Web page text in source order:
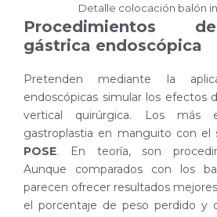
Detalle colocación balón
Procedimientos
gástrica endoscópica
Pretenden mediante la
endoscópicas simular los efectos
vertical quirúrgica. Los más
gastroplastia en manguito con el
POSE. En teoría, son
Aunque comparados con los
parecen ofrecer resultados
el porcentaje de peso perdido y